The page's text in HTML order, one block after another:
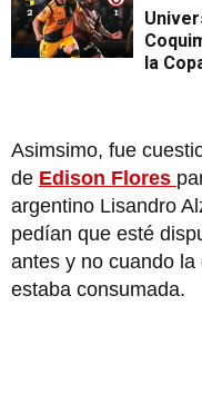
la
Asimsimo, fue
de Edison Flores
argentino Lisandro
pedían que esté
antes y no cuando
estaba consumada.